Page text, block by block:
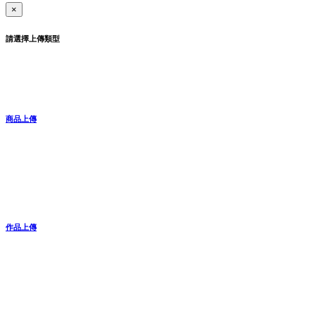
×
請選擇上傳類型
商品上傳
作品上傳